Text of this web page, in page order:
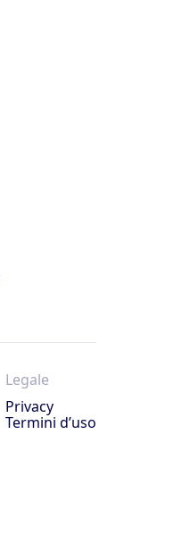
Legale
Privacy
Termini d’uso